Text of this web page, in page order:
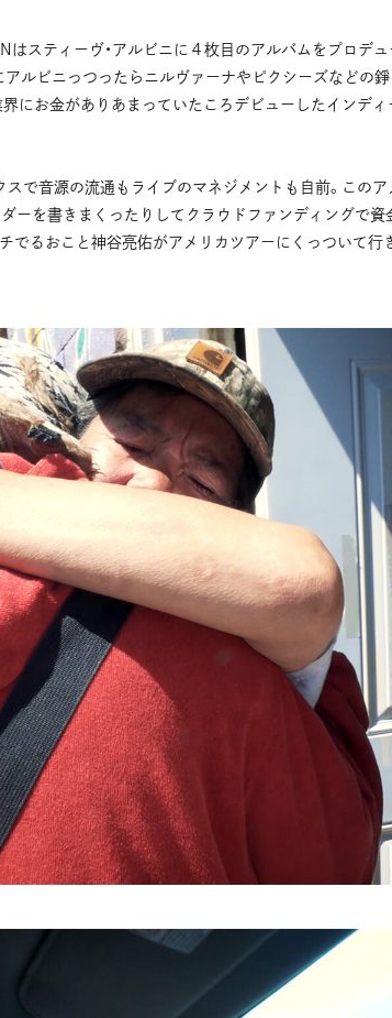
スティーヴ・アルビニに４枚目のアルバムをプロデ
ルビニっつったらニルヴァーナやピクシーズなどの
界にお金がありあまっていたころデビューしたインデ
で音源の流通もライブのマネジメントも自前。この
ーを書きまくったりしてクラウドファンディングで
でるおこと神谷亮佑がアメリカツアーにくっついて行